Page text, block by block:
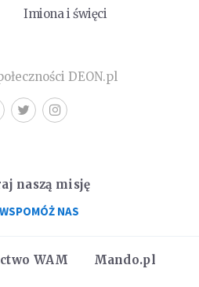
Imiona i święci
DEON.pl
WAM
Mando.pl
naszą misję
WSPOMÓŻ NAS